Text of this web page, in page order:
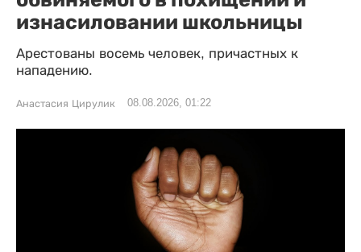
изнасиловании школьницы
Арестованы восемь человек, причастных к
нападению.
Анастасия Цирулик 08.08.2026, 01:22